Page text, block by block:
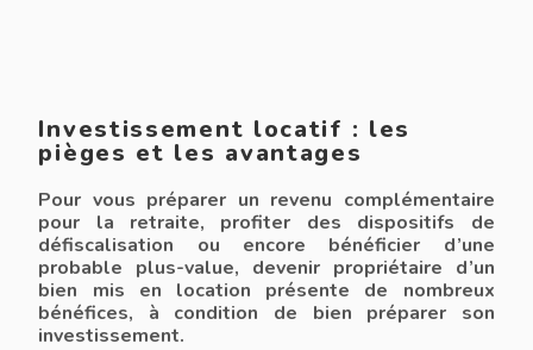
Investissement locatif : les
pièges et les avantages
Pour vous préparer un revenu complémentaire
pour la retraite, profiter des dispositifs de
défiscalisation ou encore bénéficier d’une
probable plus-value, devenir propriétaire d’un
bien mis en location présente de nombreux
bénéfices, à condition de bien préparer son
investissement.